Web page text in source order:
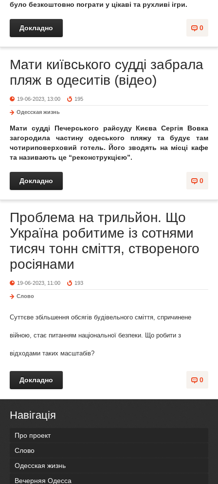
було безкоштовно пограти у цікаві та рухливі ігри.
0
Докладно
Мати київського судді забрала
пляж в одеситів (відео)
19-06-2023, 13:00 195
Одесская жизнь
Мати судді Печерського райсуду Києва Сергія Вовка
загородила частину одеського пляжу та будує там
чотириповерховий готель. Його зводять на місці кафе
та називають це “реконструкцією”.
0
Докладно
Проблема на трильйон. Що
Україна робитиме із сотнями
тисяч тонн сміття, створеного
росіянами
19-06-2023, 11:00 193
Слово
Суттєве збільшення обсягів будівельного сміття, спричинене
війною, стає питанням національної безпеки. Що робити з
відходами таких масштабів?
0
Докладно
Навігація
Про проект
Слово
Одесская жизнь
Вечерняя Одесса